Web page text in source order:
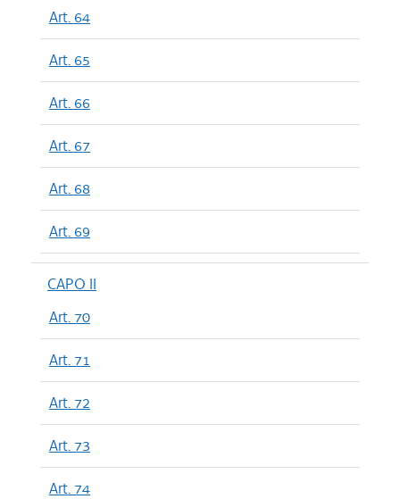
Art. 64
Art. 65
Art. 66
Art. 67
Art. 68
Art. 69
CAPO II
Art. 70
Art. 71
Art. 72
Art. 73
Art. 74